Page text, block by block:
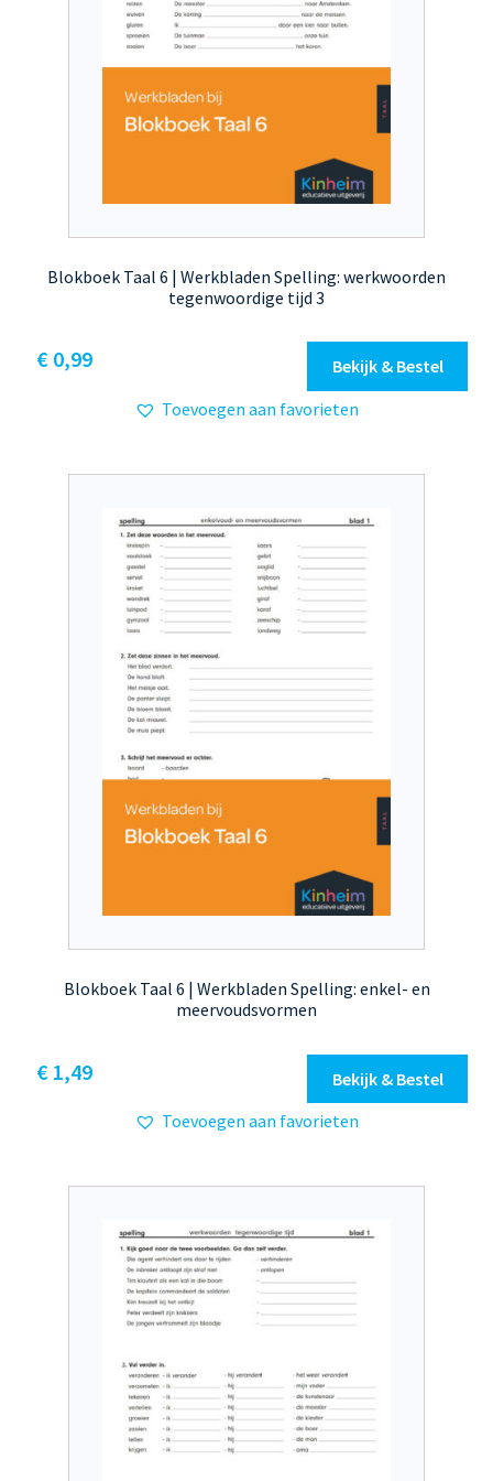
Blokboek Taal 6 | Werkbladen Spelling: werkwoorden
tegenwoordige tijd 3
€0,99
Bekijk & Bestel
Toevoegen aan favorieten
Blokboek Taal 6 | Werkbladen Spelling: enkel- en
meervoudsvormen
€1,49
Bekijk & Bestel
Toevoegen aan favorieten